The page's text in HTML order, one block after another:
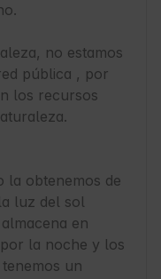
no estamos
pública , por
los recursos
la obtenemos de
luz del sol
en
la noche y los
un